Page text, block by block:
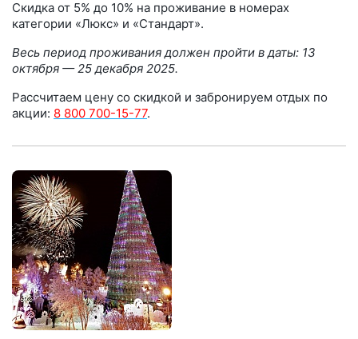
Cкидка от 5% до 10% на проживание в номерах
категории «Люкс» и «Стандарт».
Весь период проживания должен пройти в даты: 13
октября — 25 декабря 2025.
Рассчитаем цену со скидкой и забронируем отдых по
акции: 8 800 700-15-77.